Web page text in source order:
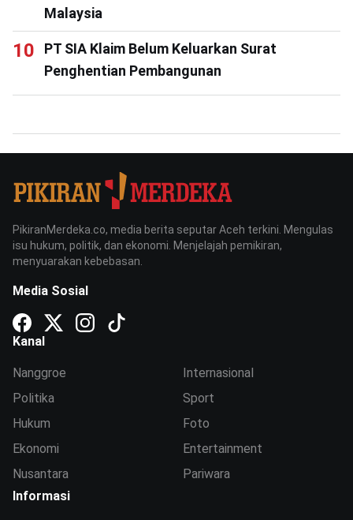
Malaysia
PT SIA Klaim Belum Keluarkan Surat
Penghentian Pembangunan
PikiranMerdeka.co, media berita seputar Aceh terkini. Mengulas
isu hukum, politik, dan ekonomi. Menjelajah pemikiran,
menyuarakan kebebasan.
Media Sosial
Kanal
Nanggroe
Politika
Hukum
Ekonomi
Nusantara
Internasional
Sport
Foto
Entertainment
Pariwara
Informasi